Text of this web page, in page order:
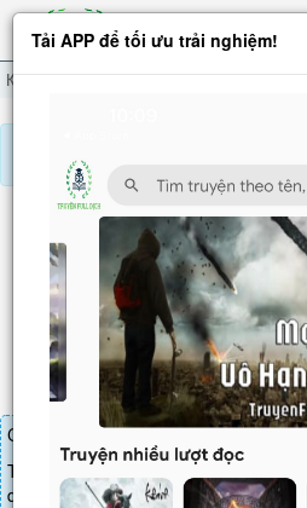
Kiếm Đạo Đệ Nhất Tiên Chương 414
KIẾM ĐẠO ĐỆ
Chương 414: Tin
Chương truyện cần 20 LT để mua.
Truyện mua lẻ thì cứ Giá chương x Số
danh sách combo tìm giá
Tải APP để tối ưu trải nghiệm!